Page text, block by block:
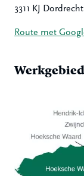
3311 KJ Dordrecht
Route met
Werkgebied